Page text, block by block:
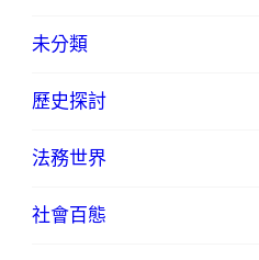
未分類
歷史探討
法務世界
社會百態